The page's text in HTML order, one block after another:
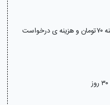
💵در صورت درخواست مدرک هزینه ۷۰تومان و هزینه ی درخواست